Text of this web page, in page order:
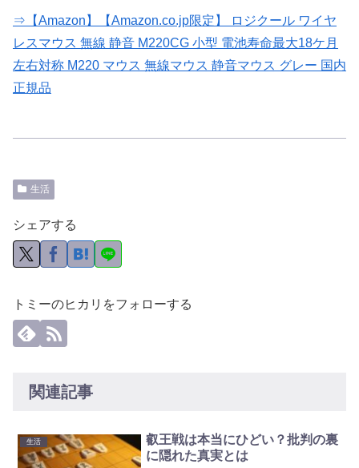
⇒【Amazon】【Amazon.co.jp限定】 ロジクール ワイヤ
レスマウス 無線 静音 M220CG 小型 電池寿命最大18ケ月
左右対称 M220 マウス 無線マウス 静音マウス グレー 国内
正規品
生活
シェアする
トミーのヒカリをフォローする
関連記事
生活
叡王戦は本当にひどい？批判の裏
に隠れた真実とは